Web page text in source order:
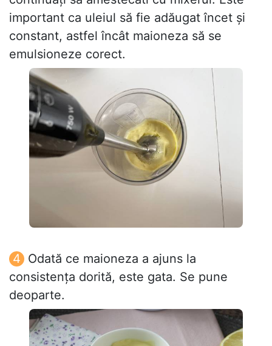
important ca uleiul să fie adăugat încet și
constant, astfel încât maioneza să se
emulsioneze corect.
Odată ce maioneza a ajuns la
consistența dorită, este gata. Se pune
deoparte.